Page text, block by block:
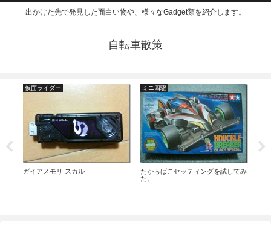
出かけた先で発見した面白い物や、様々なGadget類を紹介します。
自転車散策
仮面ライダー
ガイアメモリ スカル
ミニ四駆
たからばこセッティングを試してみ
た。
オ